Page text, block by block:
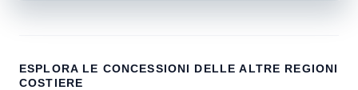
ESPLORA LE CONCESSIONI DELLE ALTRE REGIONI
COSTIERE